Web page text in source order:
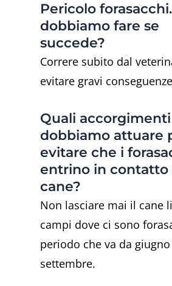
Pericolo
dobbiamo fare se
succede?
Correre subito dal
evitare gravi
Quali accorgimenti
dobbiamo attuare
evitare che i
entrino in contatto
cane?
Non lasciare mai il cane
campi dove ci sono
periodo che va da giugno
settembre.